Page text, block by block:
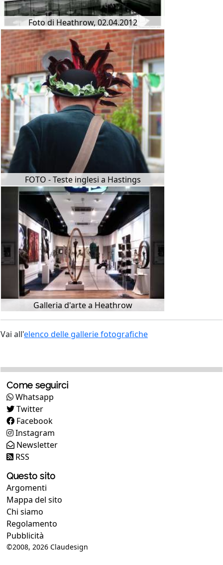
Foto di Heathrow, 02.04.2012
FOTO - Teste inglesi a Hastings
Galleria d'arte a Heathrow
Vai all'elenco delle gallerie fotografiche
Come seguirci
Whatsapp
Twitter
Facebook
Instagram
Newsletter
RSS
Questo sito
Argomenti
Mappa del sito
Chi siamo
Regolamento
Pubblicità
©2008, 2026 Claudesign